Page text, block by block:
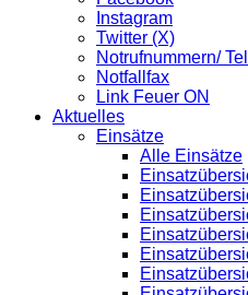
Instagram
Twitter (X)
Notrufnummern/
Notfallfax
Link Feuer ON
Aktuelles
Einsätze
Alle Einsätze